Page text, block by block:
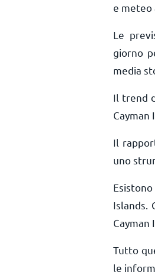
e meteo
Le
giorno
media
Il trend
Cayman
Il
uno
Islands.
Tutto
le